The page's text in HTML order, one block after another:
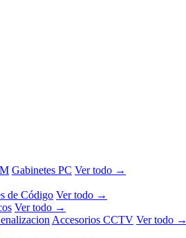
Gabinetes PC Ver todo →
de Código Ver todo →
Ver todo →
Accesorios CCTV Ver todo →